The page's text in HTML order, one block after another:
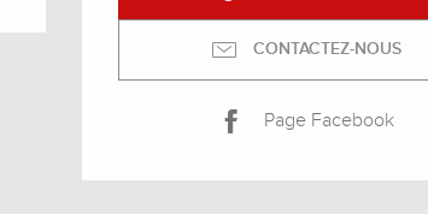
CONTACTEZ-NOUS
Page Facebook